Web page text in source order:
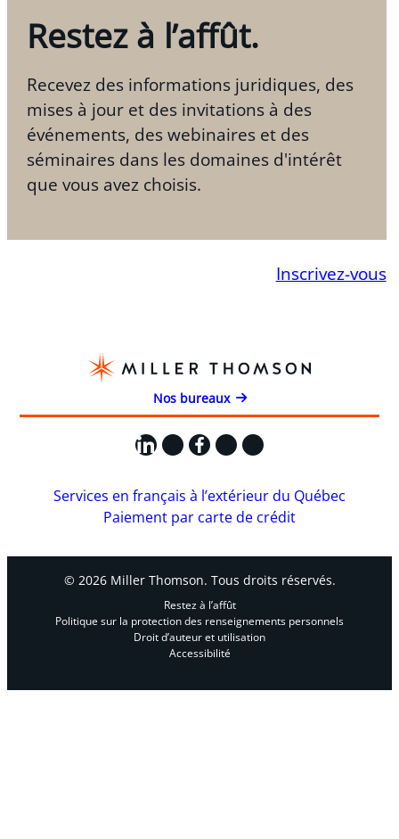
Restez à l’affût.
Recevez des informations juridiques, des
mises à jour et des invitations à des
événements, des webinaires et des
séminaires dans les domaines d'intérêt
que vous avez choisis.
Inscrivez-vous
Nos bureaux
LinkedIn
X Facebook
Instagram
YouTube
Services en français à l’extérieur du Québec
Paiement par carte de crédit
© 2026 Miller Thomson. Tous droits réservés.
Restez à l’affût
Politique sur la protection des renseignements personnels
Droit d’auteur et utilisation
Accessibilité